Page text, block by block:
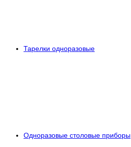
Тарелки одноразовые
Одноразовые столовые приборы